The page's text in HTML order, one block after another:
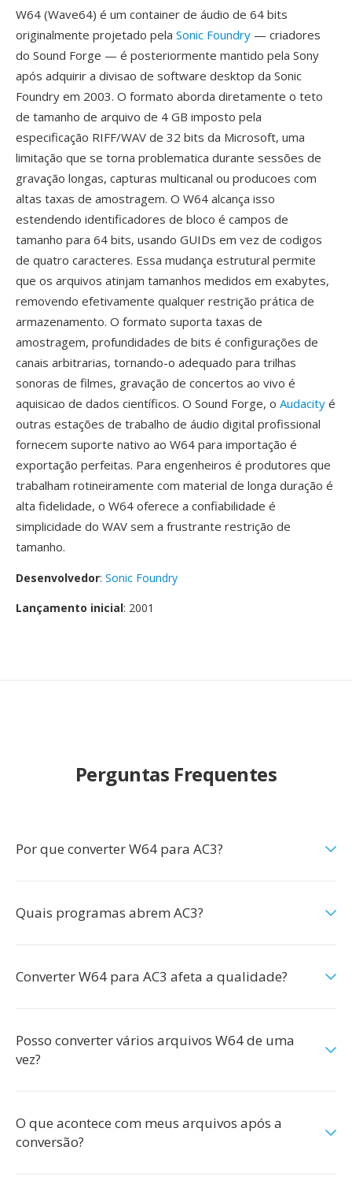
W64 (Wave64) é um container de áudio de 64 bits
originalmente projetado pela Sonic Foundry — criadores
do Sound Forge — é posteriormente mantido pela Sony
após adquirir a divisao de software desktop da Sonic
Foundry em 2003. O formato aborda diretamente o teto
de tamanho de arquivo de 4 GB imposto pela
especificação RIFF/WAV de 32 bits da Microsoft, uma
limitação que se torna problematica durante sessões de
gravação longas, capturas multicanal ou producoes com
altas taxas de amostragem. O W64 alcança isso
estendendo identificadores de bloco é campos de
tamanho para 64 bits, usando GUIDs em vez de codigos
de quatro caracteres. Essa mudança estrutural permite
que os arquivos atinjam tamanhos medidos em exabytes,
removendo efetivamente qualquer restrição prática de
armazenamento. O formato suporta taxas de
amostragem, profundidades de bits é configurações de
canais arbitrarias, tornando-o adequado para trilhas
sonoras de filmes, gravação de concertos ao vivo é
aquisicao de dados científicos. O Sound Forge, o Audacity é
outras estações de trabalho de áudio digital profissional
fornecem suporte nativo ao W64 para importação é
exportação perfeitas. Para engenheiros é produtores que
trabalham rotineiramente com material de longa duração é
alta fidelidade, o W64 oferece a confiabilidade é
simplicidade do WAV sem a frustrante restrição de
tamanho.
Desenvolvedor: Sonic Foundry
Lançamento inicial: 2001
Perguntas Frequentes
Por que converter W64 para AC3?
Quais programas abrem AC3?
Converter W64 para AC3 afeta a qualidade?
Posso converter vários arquivos W64 de uma
vez?
O que acontece com meus arquivos após a
conversão?